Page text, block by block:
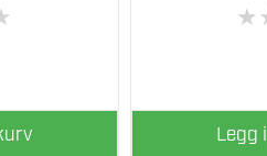
★
Legg